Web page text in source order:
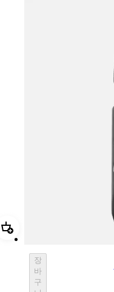
추가 라파 비돈 - 스몰
장
바
구